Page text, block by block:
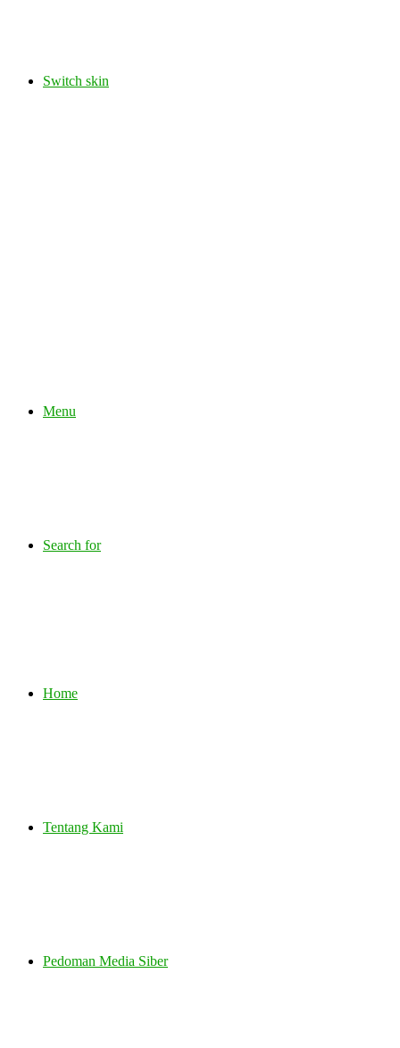
Switch skin
Menu
Search for
Home
Tentang Kami
Pedoman Media Siber